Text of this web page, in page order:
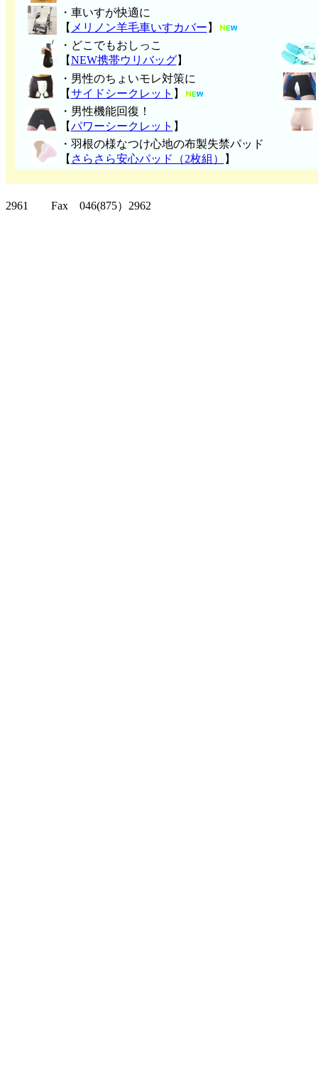
・車いすが快適に
【 メリノン羊毛車いすカバー 】
・どこでもおしっこ
【NEW携帯ウリバッグ】
・男性のちょいモレ対策に
【サイドシークレット 】
・男性機能回復！
【パワーシークレット 】
・ 羽根の様なつけ心地の布製失禁パッ ド
【 さらさら安心パッド（2枚組） 】
2961 Fax 046(875）2962